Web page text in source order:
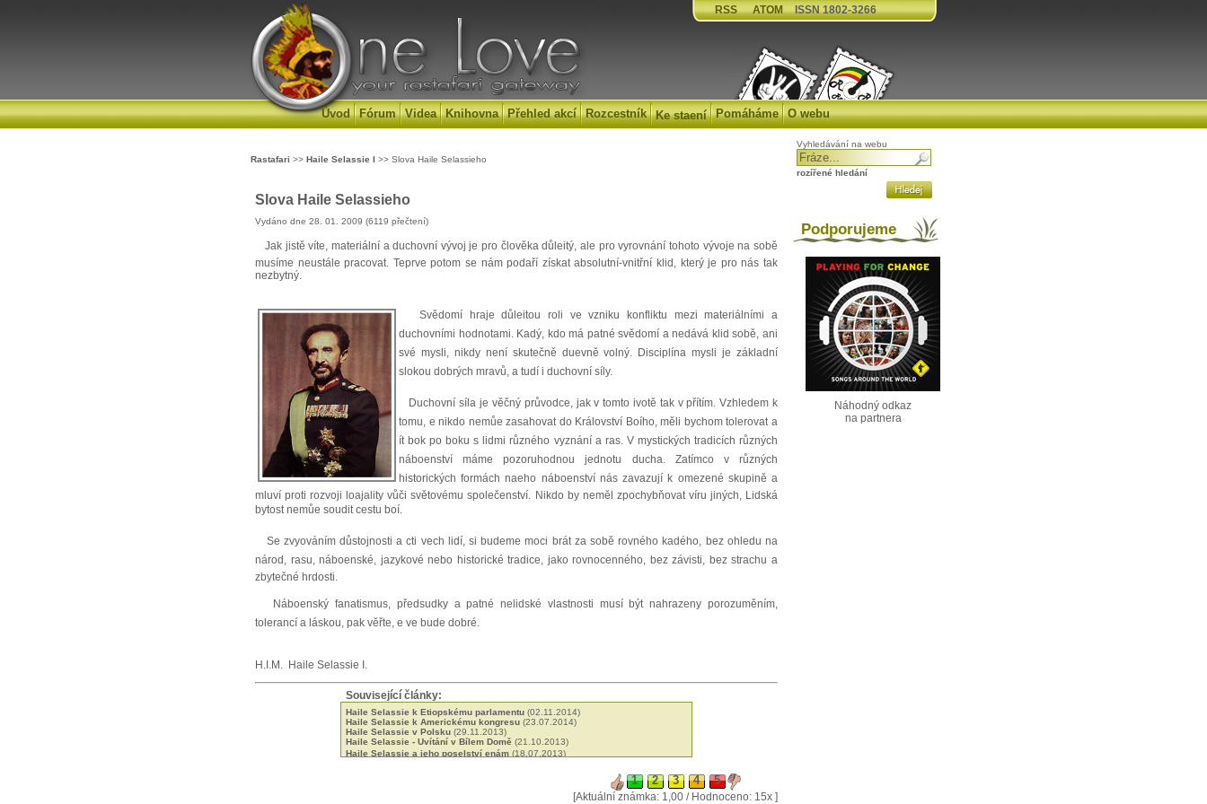
RSS ATOM ISSN 1802-3266
Úvod Fórum Videa Knihovna Přehled akcí Rozcestník Ke staení Pomáháme O webu
Rastafari >> Haile Selassie I >> Slova Haile Selassieho
Slova Haile Selassieho
Vydáno dne 28. 01. 2009 (6119 přečtení)
Jak jistě víte, materiální a duchovní vývoj je pro člověka důleitý, ale pro vyrovnání tohoto vývoje na sobě
musíme neustále pracovat. Teprve potom se nám podaří získat absolutní-vnitřní klid, který je pro nás tak
nezbytný.
Svědomí hraje důleitou roli ve vzniku konfliktu mezi materiálními a
duchovními hodnotami. Kadý, kdo má patné svědomí a nedává klid sobě, ani
své mysli, nikdy není skutečně duevně volný. Disciplína mysli je základní
slokou dobrých mravů, a tudí i duchovní síly.
Duchovní síla je věčný průvodce, jak v tomto ivotě tak v přítím. Vzhledem k
tomu, e nikdo nemůe zasahovat do Království Boího, měli bychom tolerovat a
ít bok po boku s lidmi různého vyznání a ras. V mystických tradicích různých
náboenství máme pozoruhodnou jednotu ducha. Zatímco v různých
historických formách naeho náboenství nás zavazují k omezené skupině a
mluví proti rozvoji loajality vůči světovému společenství. Nikdo by neměl zpochybňovat víru jiných, Lidská
bytost nemůe soudit cestu boí.
Se zvyováním důstojnosti a cti vech lidí, si budeme moci brát za sobě rovného kadého, bez ohledu na
národ, rasu, náboenské, jazykové nebo historické tradice, jako rovnocenného, bez závisti, bez strachu a
zbytečné hrdosti.
Náboenský fanatismus, předsudky a patné nelidské vlastnosti musí být nahrazeny porozuměním,
tolerancí a láskou, pak věřte, e ve bude dobré.
H.I.M. Haile Selassie I.
Související články:
Haile Selassie k Etiopskému parlamentu (02.11.2014)
Haile Selassie k Americkému kongresu (23.07.2014)
Haile Selassie v Polsku (29.11.2013)
Haile Selassie - Uvítání v Bílem Domě (21.10.2013)
Haile Selassie a jeho poselství enám (18.07.2013)
[Aktuální známka: 1,00 / Hodnoceno: 15x ]
Vyhledávání na webu
rozířené hledání
Podporujeme
Náhodný odkaz
na partnera